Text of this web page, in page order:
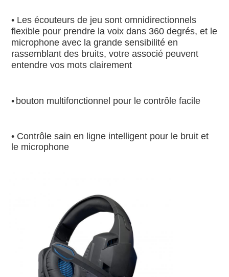
• Les écouteurs de jeu sont omnidirectionnels
flexible pour prendre la voix dans 360 degrés, et le
microphone avec la grande sensibilité en
rassemblant des bruits, votre associé peuvent
entendre vos mots clairement
• bouton multifonctionnel pour le contrôle facile
• Contrôle sain en ligne intelligent pour le bruit et
le microphone